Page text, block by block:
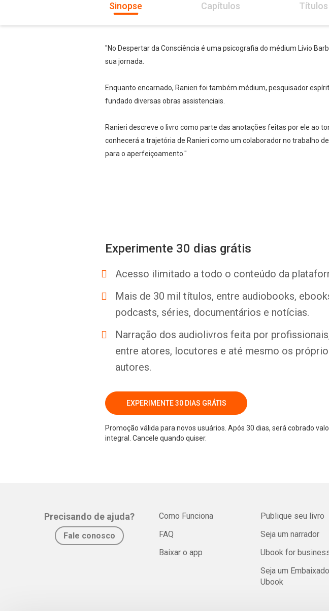
Sinopse Capítulos
"No Despertar da Consciência é uma psicografia do médium Lívio
sua jornada.
Enquanto encarnado, Ranieri foi também médium, pesquisador
fundado diversas obras assistenciais.
Ranieri descreve o livro como parte das anotações feitas por ele ao
conhecerá a trajetória de Ranieri como um colaborador no trabalho
para o aperfeiçoamento."
Experimente 30 dias grátis
Acesso ilimitado a todo o conteúdo da
Mais de 30 mil títulos, entre audiobooks,
podcasts, séries, documentários e notícias.
Narração dos audiolivros feita por
entre atores, locutores e até mesmo os
autores.
EXPERIMENTE 30 DIAS GRÁTIS
Promoção válida para novos usuários. Após 30 dias, será cobrado
integral. Cancele quando quiser.
Precisando de ajuda?
Fale conosco
Como Funciona
FAQ
Baixar o app
Publique seu livro
Seja um narrador
Ubook for
Seja um
Ubook